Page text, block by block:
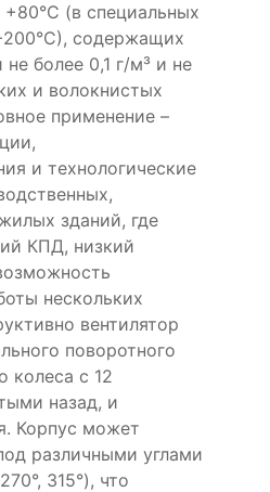
(в специальных
содержащих
более 0,1 г/м³ и не
и волокнистых
применение –
и технологические
зданий, где
КПД, низкий
нескольких
вентилятор
поворотного
колеса с 12
назад, и
Корпус может
различными углами
315°), что